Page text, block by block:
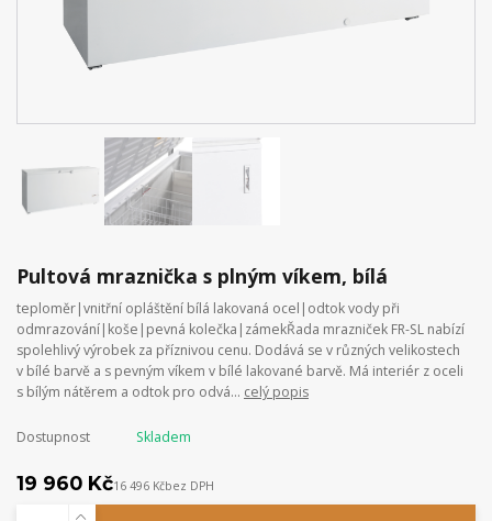
Pultová mraznička s plným víkem, bílá
teploměr|vnitřní opláštění bílá lakovaná ocel|odtok vody při
odmrazování|koše|pevná kolečka|zámekŘada mrazniček FR-SL nabízí
spolehlivý výrobek za příznivou cenu. Dodává se v různých velikostech
v bílé barvě a s pevným víkem v bílé lakované barvě. Má interiér z oceli
s bílým nátěrem a odtok pro odvá... celý popis
Dostupnost Skladem
19 960 Kč16 496 Kčbez DPH